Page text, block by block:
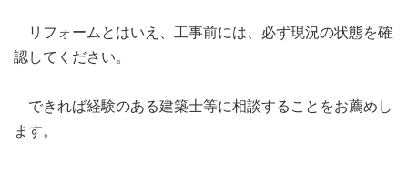
リフォームとはいえ、工事前には、必ず現況の状態を確
認してください。
できれば経験のある建築士等に相談することをお薦めし
ます。